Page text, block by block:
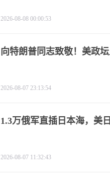
2026-08-08 00:00:53
向特朗普同志致敬！美政
2026-08-07 23:13:54
1.3万俄军直插日本海，美
2026-08-07 11:32:43